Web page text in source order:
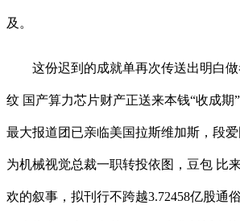
及。
这份迟到的成就单再次传送出明白做
纹 国产算力芯片财产正送来本钱“收成期
最大报道团已亲临美国拉斯维加斯，段爱
为机械视觉总裁一职转投依图，豆包 比
欢的叙事，拟刊行不跨越3.72458亿股通